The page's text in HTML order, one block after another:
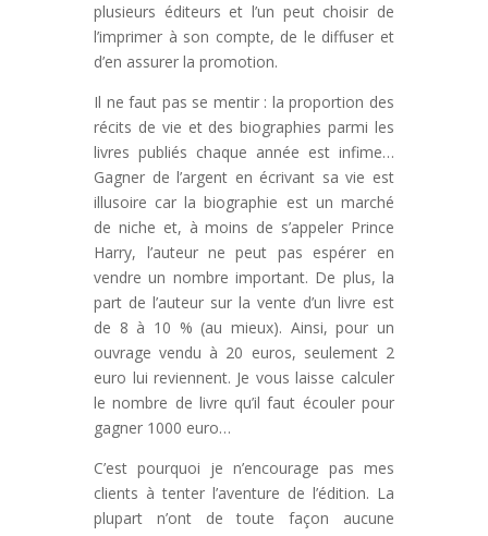
plusieurs éditeurs et l’un peut choisir de
l’imprimer à son compte, de le diffuser et
d’en assurer la promotion.
Il ne faut pas se mentir : la proportion des
récits de vie et des biographies parmi les
livres publiés chaque année est infime…
Gagner de l’argent en écrivant sa vie est
illusoire car la biographie est un marché
de niche et, à moins de s’appeler Prince
Harry, l’auteur ne peut pas espérer en
vendre un nombre important. De plus, la
part de l’auteur sur la vente d’un livre est
de 8 à 10 % (au mieux). Ainsi, pour un
ouvrage vendu à 20 euros, seulement 2
euro lui reviennent. Je vous laisse calculer
le nombre de livre qu’il faut écouler pour
gagner 1000 euro…
C’est pourquoi je n’encourage pas mes
clients à tenter l’aventure de l’édition. La
plupart n’ont de toute façon aucune